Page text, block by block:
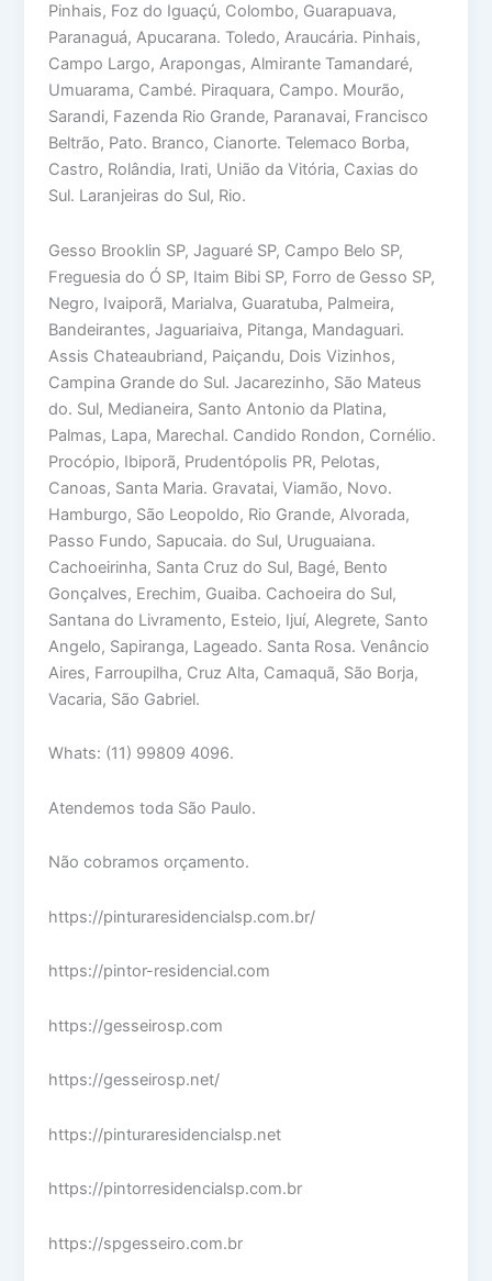
Pinhais, Foz do Iguaçú, Colombo, Guarapuava,
Paranaguá, Apucarana. Toledo, Araucária. Pinhais,
Campo Largo, Arapongas, Almirante Tamandaré,
Umuarama, Cambé. Piraquara, Campo. Mourão,
Sarandi, Fazenda Rio Grande, Paranavai, Francisco
Beltrão, Pato. Branco, Cianorte. Telemaco Borba,
Castro, Rolândia, Irati, União da Vitória, Caxias do
Sul. Laranjeiras do Sul, Rio.
Gesso Brooklin SP, Jaguaré SP, Campo Belo SP,
Freguesia do Ó SP, Itaim Bibi SP, Forro de Gesso SP,
Negro, Ivaiporã, Marialva, Guaratuba, Palmeira,
Bandeirantes, Jaguariaiva, Pitanga, Mandaguari.
Assis Chateaubriand, Paiçandu, Dois Vizinhos,
Campina Grande do Sul. Jacarezinho, São Mateus
do. Sul, Medianeira, Santo Antonio da Platina,
Palmas, Lapa, Marechal. Candido Rondon, Cornélio.
Procópio, Ibiporã, Prudentópolis PR, Pelotas,
Canoas, Santa Maria. Gravatai, Viamão, Novo.
Hamburgo, São Leopoldo, Rio Grande, Alvorada,
Passo Fundo, Sapucaia. do Sul, Uruguaiana.
Cachoeirinha, Santa Cruz do Sul, Bagé, Bento
Gonçalves, Erechim, Guaiba. Cachoeira do Sul,
Santana do Livramento, Esteio, Ijuí, Alegrete, Santo
Angelo, Sapiranga, Lageado. Santa Rosa. Venâncio
Aires, Farroupilha, Cruz Alta, Camaquã, São Borja,
Vacaria, São Gabriel.
Whats: (11) 99809 4096.
Atendemos toda São Paulo.
Não cobramos orçamento.
https://pinturaresidencialsp.com.br/
https://pintor-residencial.com
https://gesseirosp.com
https://gesseirosp.net/
https://pinturaresidencialsp.net
https://pintorresidencialsp.com.br
https://spgesseiro.com.br